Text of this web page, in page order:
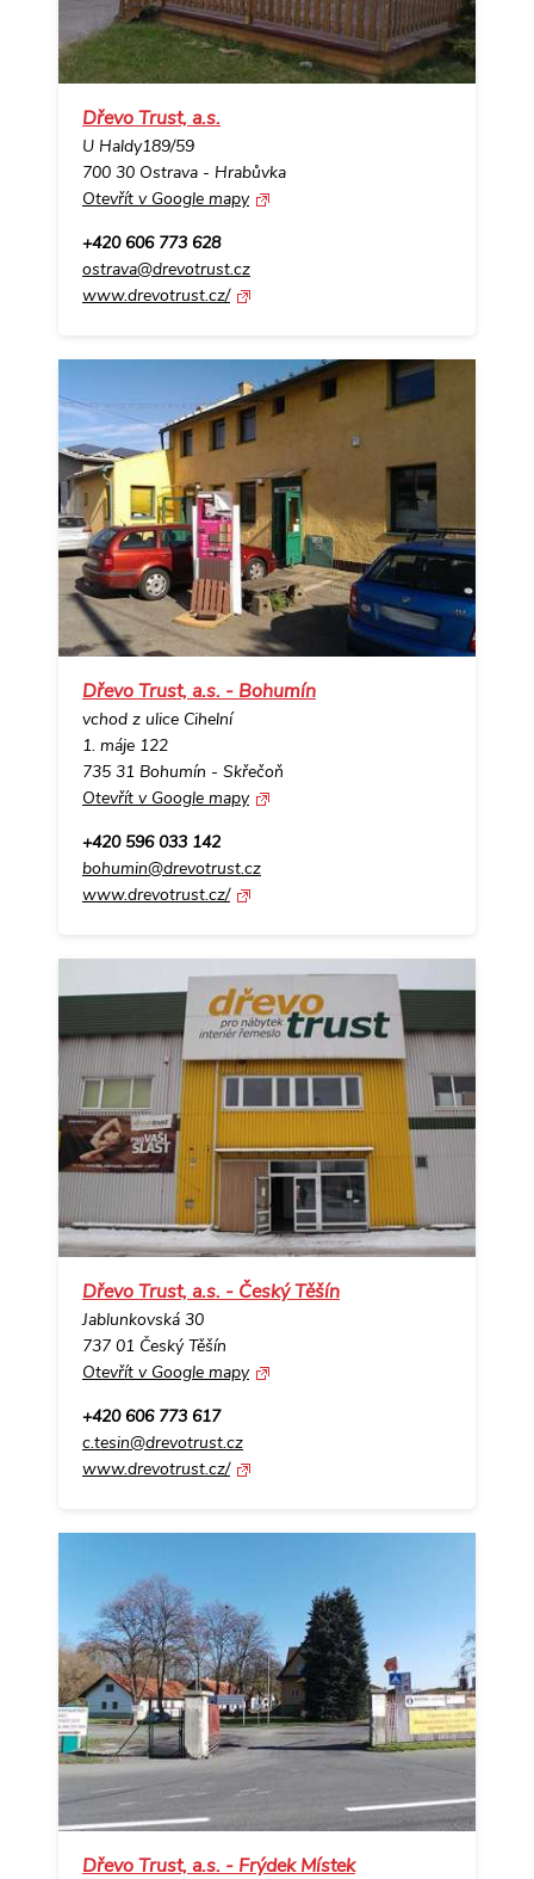
Dřevo Trust, a.s.
U Haldy189/59
700 30 Ostrava - Hrabůvka
Otevřít v Google mapy
+420 606 773 628
ostrava@drevotrust.cz
www.drevotrust.cz/
Dřevo Trust, a.s. - Bohumín
vchod z ulice Cihelní
1. máje 122
735 31 Bohumín - Skřečoň
Otevřít v Google mapy
+420 596 033 142
bohumin@drevotrust.cz
www.drevotrust.cz/
Dřevo Trust, a.s. - Český Těšín
Jablunkovská 30
737 01 Český Těšín
Otevřít v Google mapy
+420 606 773 617
c.tesin@drevotrust.cz
www.drevotrust.cz/
Dřevo Trust, a.s. - Frýdek Místek